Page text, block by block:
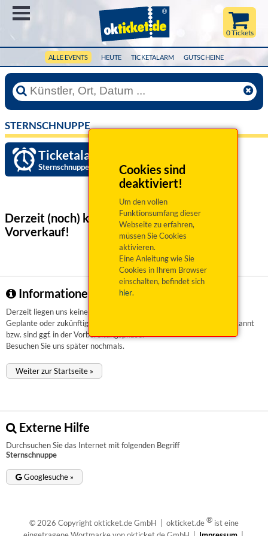
ALLE EVENTS HEUTE TICKETALARM GUTSCHEINE
0 Tickets
Cookies sind
deaktiviert!
Um den vollen
Funktionsumfang dieser
Webseite zu erfahren,
müssen Sie Cookies
aktivieren.
Eine Anleitung wie Sie
Cookies in Ihrem Browser
einschalten, befindet sich
hier.
STERNSCHNUPPE
Ticketalarm einrichten »
Sternschnuppe
Derzeit (noch) keine Veranstaltungen
Vorverkauf!
Informationen zu Sternschnuppe
Derzeit liegen uns keinerlei Informationen vor.
Geplante oder zukünftige Veranstaltungen sind uns aktuell nicht bekannt
bzw. sind ggf. in der Vorbereitungsphase.
Besuchen Sie uns später nochmals.
Weiter zur Startseite »
Externe Hilfe
Durchsuchen Sie das Internet mit folgenden Begriff
Sternschnuppe
Googlesuche »
© 2026 Copyright okticket.de GmbH | okticket.de® ist eine